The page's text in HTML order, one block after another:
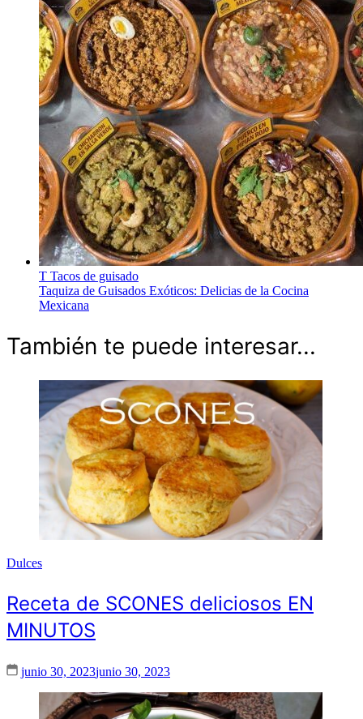
T Tacos de guisado
Taquiza de Guisados Exóticos: Delicias de la Cocina
Mexicana
También te puede interesar...
Dulces
Receta de SCONES deliciosos EN
MINUTOS
junio 30, 2023junio 30, 2023